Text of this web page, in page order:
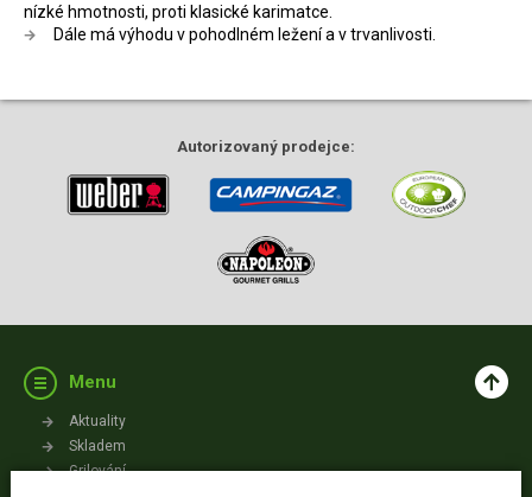
nízké hmotnosti, proti klasické karimatce.
Dále má výhodu v pohodlném ležení a v trvanlivosti.
Autorizovaný prodejce:
Menu
Aktuality
Skladem
Grilování